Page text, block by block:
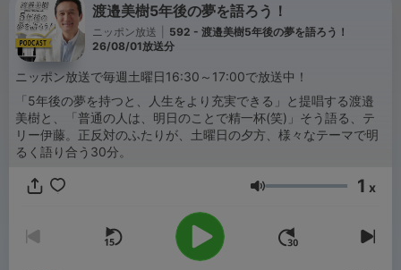
渡邉美樹5年後の夢を語ろう！
ニッポン放送
592 - 渡邉美樹5年後の夢を語ろう！
26/08/01放送分
ニッポン放送で毎週土曜日16:30～17:00で放送中！
「5年後の夢を持つと、人生をより充実できる」と提唱する渡邉
美樹と、「普通の人は、明日のことで精一杯(笑)」そう語る、テ
リー伊藤。正反対のふたりが、土曜日の夕方、様々なテーマで明
るく語り合う30分。
Volume 1 x